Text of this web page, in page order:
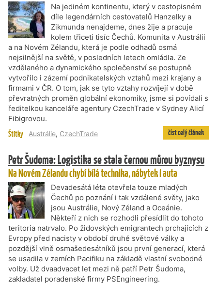
Na jediném kontinentu, který v cestopisném
díle legendárních cestovatelů Hanzelky a
Zikmunda nenajdeme, dnes žije a pracuje
kolem třiceti tisíc Čechů. Komunita v Austrálii
a na Novém Zélandu, která je podle odhadů osmá
nejsilnější na světě, v posledních letech omládla. Ze
vzdělaného a dynamického společenství se postupně
vytvořilo i zázemí podnikatelských vztahů mezi krajany a
firmami v ČR. O tom, jak se tyto vztahy rozvíjejí v době
převratných proměn globální ekonomiky, jsme si povídali s
ředitelkou kanceláře agentury CzechTrade v Sydney Alicí
Fibigrovou.
Štítky Austrálie, CzechTrade číst celý článek
Petr Šudoma: Logistika se stala černou můrou byznysu
Na Novém Zélandu chybí bílá technika, nábytek i auta
Devadesátá léta otevřela touze mladých
Čechů po poznání i tak vzdálené světy, jako
jsou Austrálie, Nový Zéland a Oceánie.
Někteří z nich se rozhodli přesídlit do tohoto
teritoria natrvalo. Po židovských emigrantech prchajících z
Evropy před nacisty v období druhé světové války a
pozdější vlně osmašedesátníků jsou první generací, která
se usadila v zemích Pacifiku na základě vlastní svobodné
volby. Už dvaadvacet let mezi ně patří Petr Šudoma,
zakladatel poradenské firmy PSEngineering.